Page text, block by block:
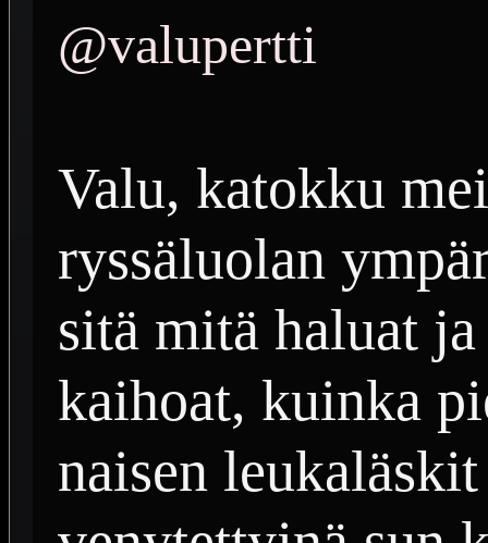
@valupertti
Valu, katokku
ryssäluolan
sitä mitä haluat
kaihoat, kuinka
naisen